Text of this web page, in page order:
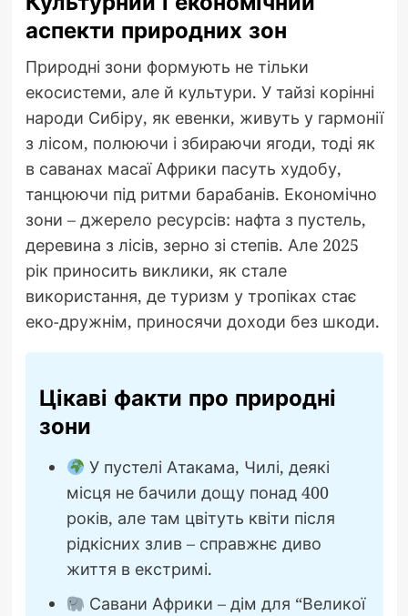
аспекти природних зон
Природні зони формують не тільки
екосистеми, але й культури. У тайзі корінні
народи Сибіру, як евенки, живуть у гармонії
з лісом, полюючи і збираючи ягоди, тоді як
в саванах масаї Африки пасуть худобу,
танцюючи під ритми барабанів. Економічно
зони – джерело ресурсів: нафта з пустель,
деревина з лісів, зерно зі степів. Але 2025
рік приносить виклики, як стале
використання, де туризм у тропіках стає
еко-дружнім, приносячи доходи без шкоди.
Цікаві факти про природні
зони
У пустелі Атакама, Чилі, деякі
місця не бачили дощу понад 400
років, але там цвітуть квіти після
рідкісних злив – справжнє диво
життя в екстримі.
Савани Африки – дім для “Великої